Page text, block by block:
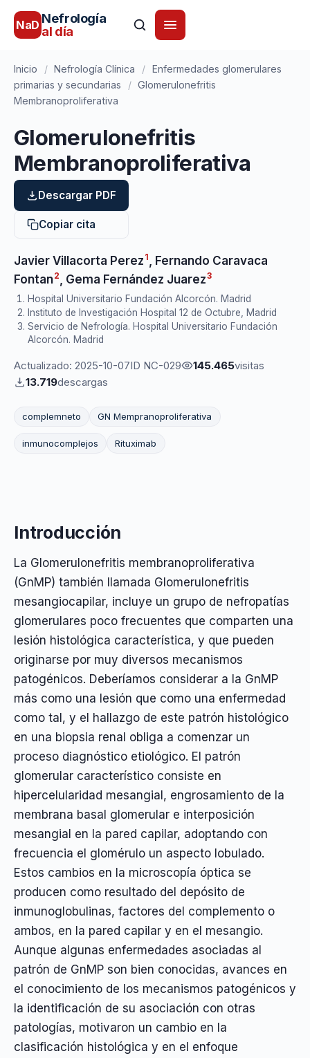
NaD Nefrología
al día
Inicio / Nefrología Clínica / Enfermedades glomerulares
primarias y secundarias
/ Glomerulonefritis
Membranoproliferativa
Glomerulonefritis
Membranoproliferativa
Descargar PDF
Copiar cita
Javier Villacorta Perez 1
Fernando Caravaca
Fontan2 Gema Fernández Juarez3
Hospital Universitario Fundación Alcorcón. Madrid
Instituto de Investigación Hospital 12 de Octubre, Madrid
Servicio de Nefrología. Hospital Universitario Fundación
Alcorcón. Madrid
Actualizado: 2025-10-07ID NC-029 145.465visitas
13.719descargas
complemneto GN Mempranoproliferativa
inmunocomplejos Rituximab
Introducción
La Glomerulonefritis membranoproliferativa
(GnMP) también llamada Glomerulonefritis
mesangiocapilar, incluye un grupo de nefropatías
glomerulares poco frecuentes que comparten una
lesión histológica característica, y que pueden
originarse por muy diversos mecanismos
patogénicos. Deberíamos considerar a la GnMP
más como una lesión que como una enfermedad
como tal, y el hallazgo de este patrón histológico
en una biopsia renal obliga a comenzar un
proceso diagnóstico etiológico. El patrón
glomerular característico consiste en
hipercelularidad mesangial, engrosamiento de la
membrana basal glomerular e interposición
mesangial en la pared capilar, adoptando con
frecuencia el glomérulo un aspecto lobulado.
Estos cambios en la microscopía óptica se
producen como resultado del depósito de
inmunoglobulinas, factores del complemento o
ambos, en la pared capilar y en el mesangio.
Aunque algunas enfermedades asociadas al
patrón de GnMP son bien conocidas, avances en
el conocimiento de los mecanismos patogénicos y
la identificación de su asociación con otras
patologías, motivaron un cambio en la
clasificación histológica y en el enfoque